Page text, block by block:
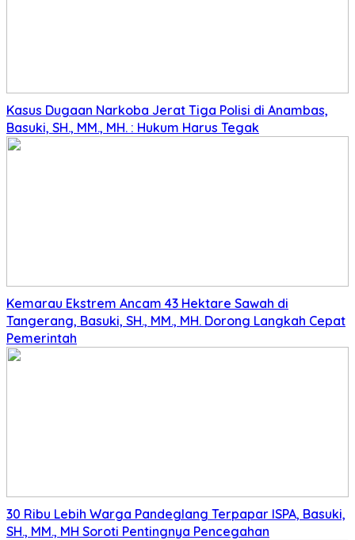
Kasus Dugaan Narkoba Jerat Tiga Polisi di Anambas,
Basuki, SH., MM., MH. : Hukum Harus Tegak
Kemarau Ekstrem Ancam 43 Hektare Sawah di
Tangerang, Basuki, SH., MM., MH. Dorong Langkah Cepat
Pemerintah
30 Ribu Lebih Warga Pandeglang Terpapar ISPA, Basuki,
SH., MM., MH Soroti Pentingnya Pencegahan